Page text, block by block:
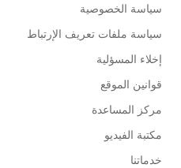
سياسة الخصوصية
سياسة ملفات تعريف الإرتباط
إخلاء المسؤلية
قوانين الموقع
مركز المساعدة
مكتبة الفيديو
خدماتنا